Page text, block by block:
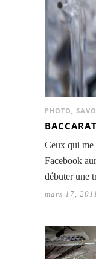
PHOTO
BACCARAT
Ceux qui
Facebook
débuter une
mars 17, 2011